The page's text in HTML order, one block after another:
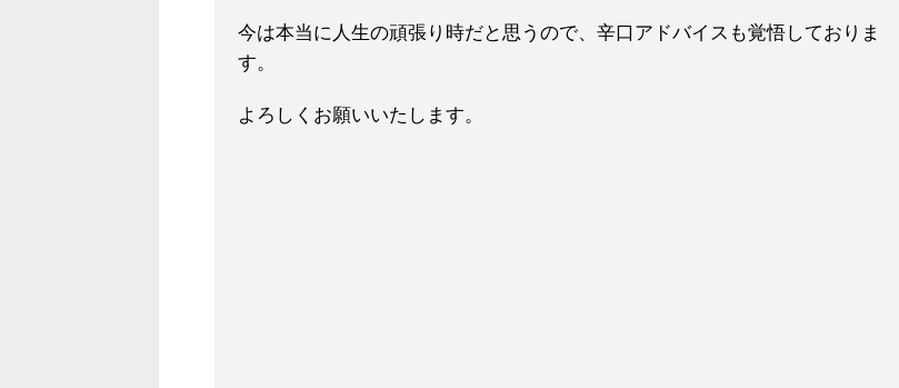
今は本当に人生の頑張り時だと思うので、辛口アドバイスも覚悟しておりま
す。
よろしくお願いいたします。